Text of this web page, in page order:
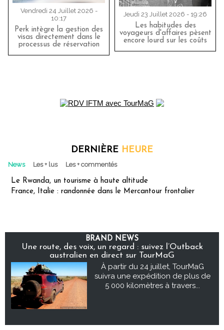
Vendredi 24 Juillet 2026 -
10:17
Perk intègre la gestion des
visas directement dans le
processus de réservation
Jeudi 23 Juillet 2026 - 19:26
Les habitudes des
voyageurs d'affaires pèsent
encore lourd sur les coûts
DERNIÈRE HEURE
News Les + lus Les + commentés
Le Rwanda, un tourisme à haute altitude
France, Italie : randonnée dans le Mercantour frontalier
BRAND NEWS
Une route, des voix, un regard : suivez l’Outback
australien en direct sur TourMaG
À partir du 24 juillet, TourMaG
suivra une expédition de plus de
5 000 kilomètres à travers...